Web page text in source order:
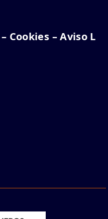
Cookies – Aviso L